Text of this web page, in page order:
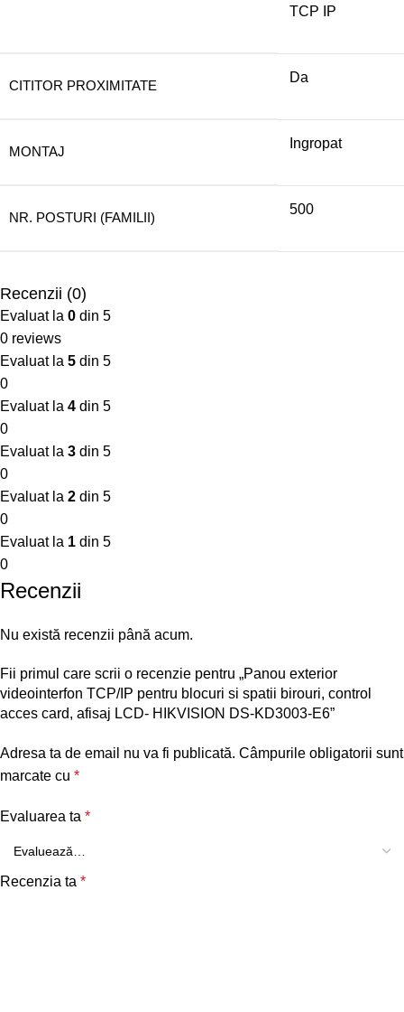
TCP IP
CITITOR PROXIMITATE
Da
MONTAJ
Ingropat
NR. POSTURI (FAMILII)
500
Recenzii (0)
Evaluat la 0 din 5
0 reviews
Evaluat la 5 din 5
0
Evaluat la 4 din 5
0
Evaluat la 3 din 5
0
Evaluat la 2 din 5
0
Evaluat la 1 din 5
0
Recenzii
Nu există recenzii până acum.
Fii primul care scrii o recenzie pentru „Panou exterior
videointerfon TCP/IP pentru blocuri si spatii birouri, control
acces card, afisaj LCD- HIKVISION DS-KD3003-E6”
Adresa ta de email nu va fi publicată. Câmpurile obligatorii sunt
marcate cu *
Evaluarea ta *
Recenzia ta *